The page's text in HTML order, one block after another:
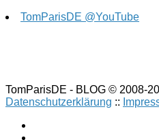
TomParisDE @YouTube
TomParisDE - BLOG © 2008-
Datenschutzerklärung ::